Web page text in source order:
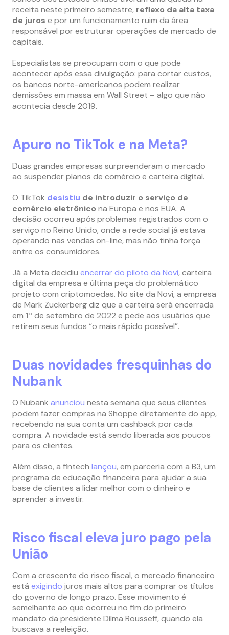
receita neste primeiro semestre, reflexo da alta taxa
de juros e por um funcionamento ruim da área
responsável por estruturar operações de mercado de
capitais.
Especialistas se preocupam com o que pode
acontecer após essa divulgação: para cortar custos,
os bancos norte-americanos podem realizar
demissões em massa em Wall Street – algo que não
acontecia desde 2019.
Apuro no TikTok e na Meta?
Duas grandes empresas surpreenderam o mercado
ao suspender planos de comércio e carteira digital.
O TikTok desistiu de introduzir o serviço de
comércio eletrônico na Europa e nos EUA. A
decisão ocorreu após problemas registrados com o
serviço no Reino Unido, onde a rede social já estava
operando nas vendas on-line, mas não tinha força
entre os consumidores.
Já a Meta decidiu encerrar do piloto da Novi, carteira
digital da empresa e última peça do problemático
projeto com criptomoedas. No site da Novi, a empresa
de Mark Zuckerberg diz que a carteira será encerrada
em 1º de setembro de 2022 e pede aos usuários que
retirem seus fundos “o mais rápido possível”.
Duas novidades fresquinhas do
Nubank
O Nubank anunciou nesta semana que seus clientes
podem fazer compras na Shoppe diretamente do app,
recebendo na sua conta um cashback por cada
compra. A novidade está sendo liberada aos poucos
para os clientes.
Além disso, a fintech lançou, em parceria com a B3, um
programa de educação financeira para ajudar a sua
base de clientes a lidar melhor com o dinheiro e
aprender a investir.
Risco fiscal eleva juro pago pela
União
Com a crescente do risco fiscal, o mercado financeiro
está exigindo juros mais altos para comprar os títulos
do governo de longo prazo. Esse movimento é
semelhante ao que ocorreu no fim do primeiro
mandato da presidente Dilma Rousseff, quando ela
buscava a reeleição.